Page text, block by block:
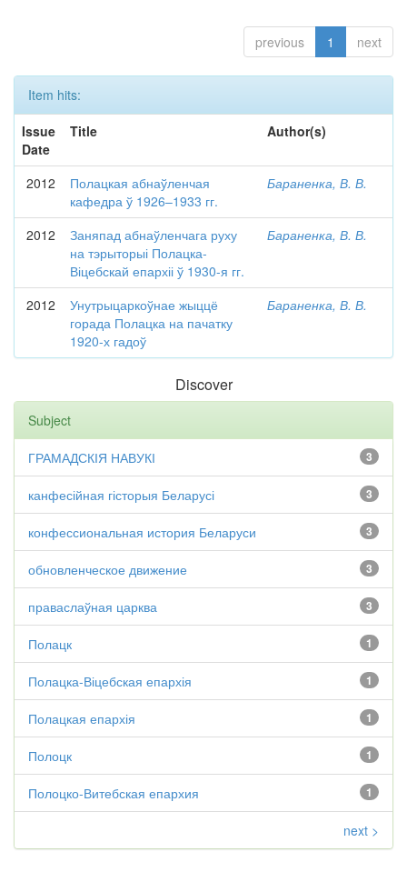
previous 1 next
Item hits:
Issue
Date
Title Author(s)
2012
Полацкая абнаўленчая
кафедра ў 1926–1933 гг.
Бараненка, В. В.
2012
Заняпад абнаўленчага руху
на тэрыторыі Полацка-
Віцебскай епархіі ў 1930-я гг.
Бараненка, В. В.
2012
Унутрыцаркоўнае жыццё
горада Полацка на пачатку
1920-х гадоў
Бараненка, В. В.
Discover
Subject
3
ГРАМАДСКІЯ НАВУКІ
3
канфесійная гісторыя Беларусі
3
конфессиональная история Беларуси
3
обновленческое движение
3
праваслаўная царква
1
Полацк
1
Полацка-Віцебская епархія
1
Полацкая епархія
1
Полоцк
1
Полоцко-Витебская епархия
next >